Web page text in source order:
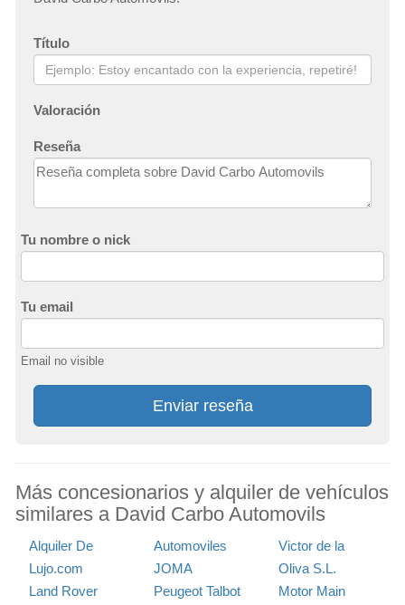
Título
Valoración
Reseña
Tu nombre o nick
Tu email
Email no visible
Enviar reseña
Más concesionarios y alquiler de vehículos
similares a David Carbo Automovils
Alquiler De
Lujo.com
Automoviles
JOMA
Victor de la
Oliva S.L.
Land Rover
Peugeot Talbot
Motor Main